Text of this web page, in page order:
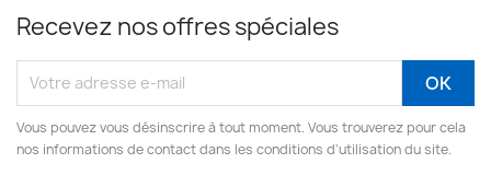
Recevez nos offres spéciales
Vous pouvez vous désinscrire à tout moment. Vous trouverez pour cela
nos informations de contact dans les conditions d'utilisation du site.